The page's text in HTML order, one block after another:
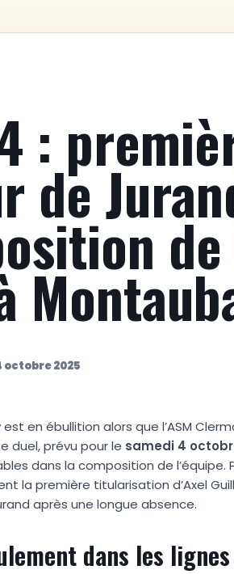
:
de
de
octobre 2025
en ébullition alors que l’ASM
duel, prévu pour le samedi 4 octobr
dans la composition de
la première titularisation d’Axel
après une longue absence.
dans les